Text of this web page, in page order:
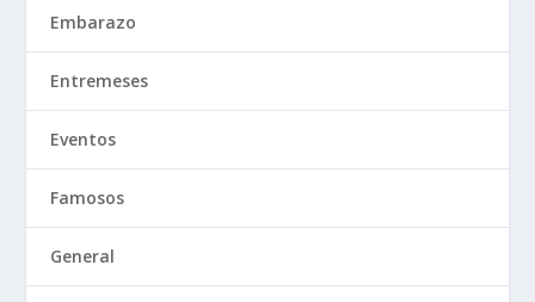
Embarazo
Entremeses
Eventos
Famosos
General